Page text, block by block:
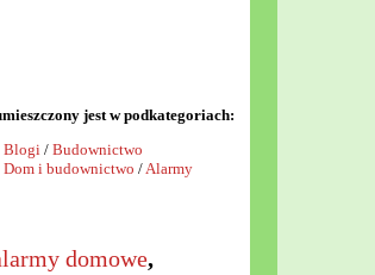
jest w podkategoriach:
Blogi / Budownictwo
Dom i budownictwo /Alarmy
domowe,